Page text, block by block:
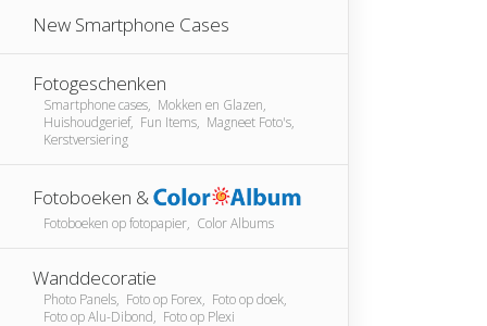
New Smartphone Cases
Fotogeschenken
Smartphone cases, Mokken en Glazen,
Huishoudgerief, Fun Items, Magneet Foto's,
Kerstversiering
Fotoboeken &
Fotoboeken op fotopapier, Color Albums
Wanddecoratie
Photo Panels, Foto op Forex, Foto op doek,
Foto op Alu-Dibond, Foto op Plexi